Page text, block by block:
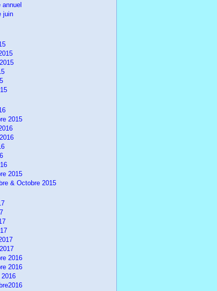
annuel
juin
2015
2015
& Octobre 2015
2016
2016